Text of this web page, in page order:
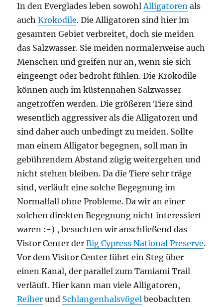
In den Everglades leben sowohl Alligatoren als
auchKrokodile. Die Alligatoren sind hier im
gesamten Gebiet verbreitet, doch sie meiden
das Salzwasser. Sie meiden normalerweise auch
Menschen und greifen nur an, wenn sie sich
eingeengt oder bedroht fühlen. Die Krokodile
können auch im küstennahen Salzwasser
angetroffen werden. Die größeren Tiere sind
wesentlich aggressiver als die Alligatoren und
sind daher auch unbedingt zu meiden. Sollte
man einem Alligator begegnen, soll man in
gebührendem Abstand zügig weitergehen und
nicht stehen bleiben. Da die Tiere sehr träge
sind, verläuft eine solche Begegnung im
Normalfall ohne Probleme. Da wir an einer
solchen direkten Begegnung nicht interessiert
waren :-) , besuchten wir anschließend das
Vistor Center derBig Cypress National Preserve.
Vor dem Visitor Center führt ein Steg über
einen Kanal, der parallel zum Tamiami Trail
verläuft. Hier kann man viele Alligatoren,
Reiher und Schlangenhalsvögel beobachten